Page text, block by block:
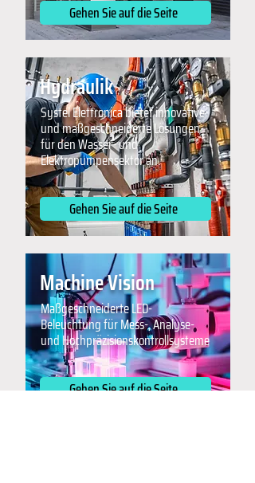
Gehen Sie auf die Seite
Hydraulik
Systel Elettronica bietet innovative
und maßgeschneiderte Lösungen
für den Wasser- und
Elektropumpensektor an.
Gehen Sie auf die Seite
Machine Vision
Maßgeschneiderte LED-
Beleuchtung für Mess-, Analyse-
und Hochpräzisionskontrollsysteme
Gehen Sie auf die Seite